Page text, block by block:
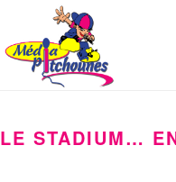
LE STADIUM…